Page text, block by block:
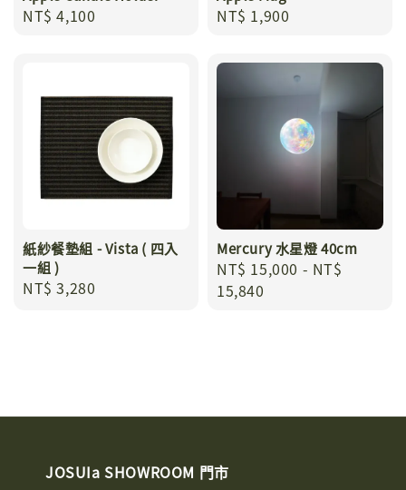
Regular
NT$ 4,100
Regular
NT$ 1,900
紙紗餐墊組 - Vista ( 四入
一組 )
Regular
NT$ 3,280
Mercury 水星燈 40cm
Regular
price
NT$ 15,000 - NT$
15,840
JOSUIa SHOWROOM 門市